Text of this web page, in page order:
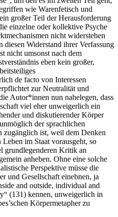
wie Warenfetisch und
großer Teil der Herausforderung
einzelne oder kollektive Psyche
nicht widerstehen
diesen Widerstand ihrer Verfassung
nicht umsonst nach dem
eben kein großer,
de facto von Interessen
zur Neutralität und
Autor*innen nun nahelegen, dass
viel eher unweigerlich ein
und diskutierender Körper
der sprachlichen
zugänglich ist, weil dem Denken
im Staat vorausgeht, so
grundlegenderen Kritik an
anheben. Ohne eine solche
Perspektive müsse die
und Gesellschaft einebnen, ja
and outside, individual and
(131) kennen, unweigerlich in
Körpermetapher zu